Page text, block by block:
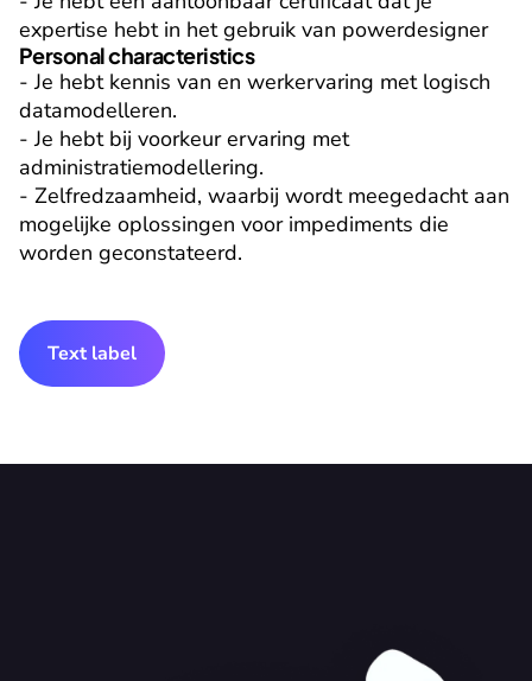
expertise hebt in het gebruik van powerdesigner
Personal characteristics
- Je hebt kennis van en werkervaring met logisch
datamodelleren.
- Je hebt bij voorkeur ervaring met
administratiemodellering.
- Zelfredzaamheid, waarbij wordt meegedacht aan
mogelijke oplossingen voor impediments die
worden geconstateerd.
Text label